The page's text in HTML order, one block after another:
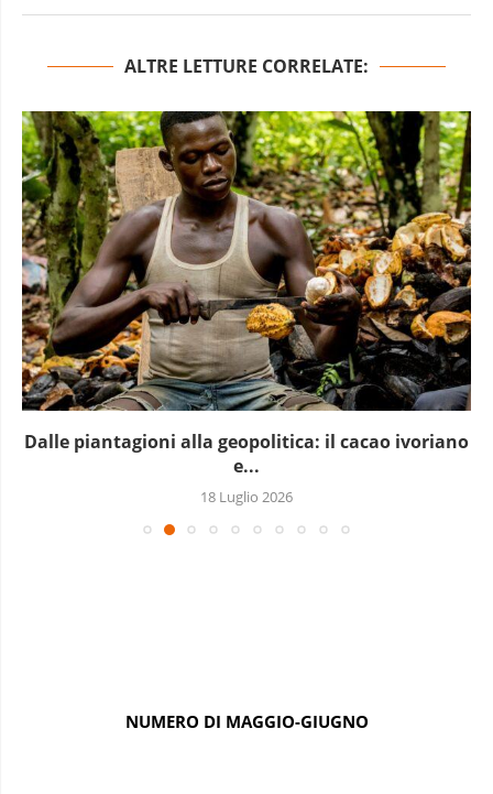
ALTRE LETTURE CORRELATE:
Dalle piantagioni alla geopolitica: il cacao ivoriano
e...
18 Luglio 2026
NUMERO DI MAGGIO-GIUGNO